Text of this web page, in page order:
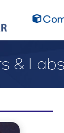
& Labs